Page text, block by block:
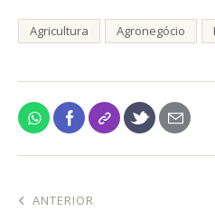
Agricultura Agronegócio
ANTERIOR